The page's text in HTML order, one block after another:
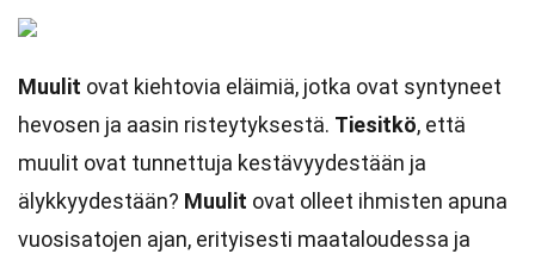
Muulit ovat kiehtovia eläimiä, jotka ovat syntyneet
hevosen ja aasin risteytyksestä. Tiesitkö, että
muulit ovat tunnettuja kestävyydestään ja
älykkyydestään? Muulit ovat olleet ihmisten apuna
vuosisatojen ajan, erityisesti maataloudessa ja